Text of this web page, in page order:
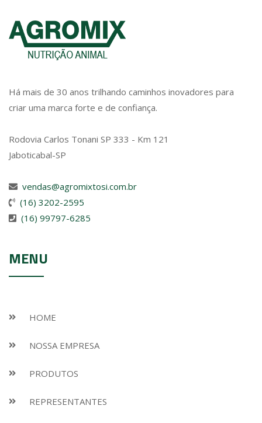
Há mais de 30 anos trilhando caminhos inovadores para
criar uma marca forte e de confiança.
Rodovia Carlos Tonani SP 333 - Km 121
Jaboticabal-SP
vendas@agromixtosi.com.br
(16) 3202-2595
(16) 99797-6285
MENU
HOME
NOSSA EMPRESA
PRODUTOS
REPRESENTANTES